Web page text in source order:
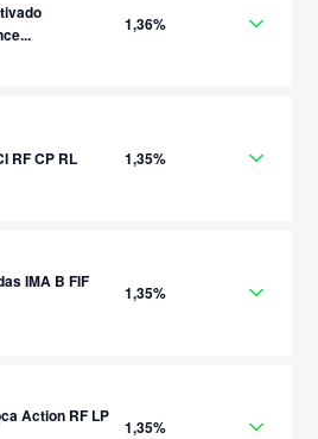
1,36%
RF CP RL 1,35%
IMA B FIF
1,35%
Action RF LP
1,35%